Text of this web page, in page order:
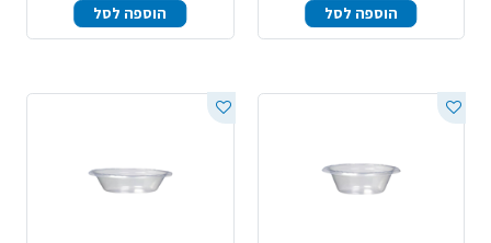
הוספה לסל
הוספה לסל